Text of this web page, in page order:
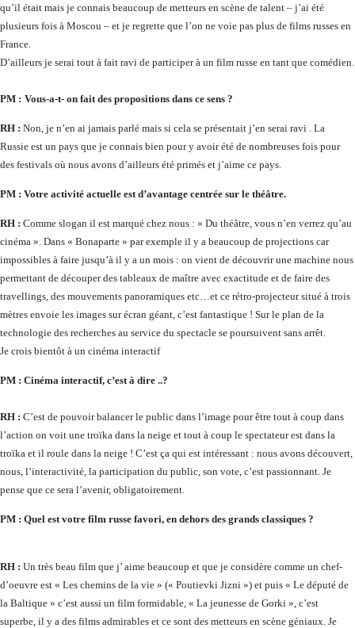
qu’il était mais je connais beaucoup de metteurs en scène de talent – j’ai été
plusieurs fois à Moscou – et je regrette que l’on ne voie pas plus de films russes en
France.
D’ailleurs je serai tout à fait ravi de participer à un film russe en tant que comédien.
PM : Vous-a-t- on fait des propositions dans ce sens ?
RH : Non, je n’en ai jamais parlé mais si cela se présentait j’en serai ravi . La
Russie est un pays que je connais bien pour y avoir été de nombreuses fois pour
des festivals où nous avons d’ailleurs été primés et j’aime ce pays.
PM : Votre activité actuelle est d’avantage centrée sur le théâtre.
RH : Comme slogan il est marqué chez nous : « Du théâtre, vous n’en verrez qu’au
cinéma ». Dans « Bonaparte » par exemple il y a beaucoup de projections car
impossibles à faire jusqu’à il y a un mois : on vient de découvrir une machine nous
permettant de découper des tableaux de maître avec exactitude et de faire des
travellings, des mouvements panoramiques etc…et ce rétro-projecteur situé à trois
mètres envoie les images sur écran géant, c’est fantastique ! Sur le plan de la
technologie des recherches au service du spectacle se poursuivent sans arrêt.
Je crois bientôt à un cinéma interactif
PM : Cinéma interactif, c’est à dire ..?
RH : C’est de pouvoir balancer le public dans l’image pour être tout à coup dans
l’action on voit une troïka dans la neige et tout à coup le spectateur est dans la
troïka et il roule dans la neige ! C’est ça qui est intéressant : nous avons découvert,
nous, l’interactivité, la participation du public, son vote, c’est passionnant. Je
pense que ce sera l’avenir, obligatoirement.
PM : Quel est votre film russe favori, en dehors des grands classiques ?
RH : Un très beau film que j’ aime beaucoup et que je considère comme un chef-
d’oeuvre est « Les chemins de la vie » (« Poutievki Jizni ») et puis « Le député de
la Baltique » c’est aussi un film formidable, « La jeunesse de Gorki », c’est
superbe, il y a des films admirables et ce sont des metteurs en scène géniaux. Je